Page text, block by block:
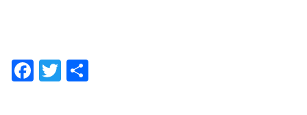
Facebook
Twitter